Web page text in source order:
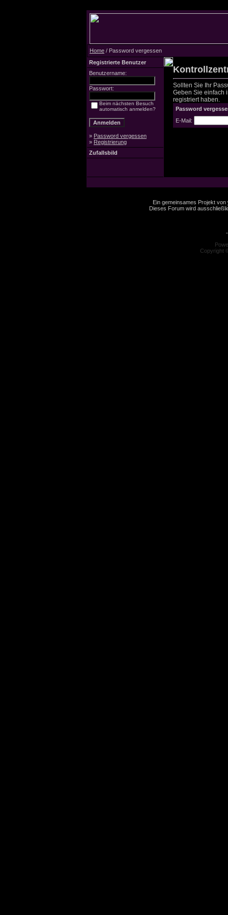
Home / Password vergessen
Registrierte Benutzer
Benutzername:
Passwort:
Beim nächsten Besuch
automatisch anmelden?
» Password vergessen
» Registrierung
Zufallsbild
Sollten Sie Ihr
Geben Sie einfach
registriert haben.
Password
E-Mail:
Ein gemeinsames Projekt von
Dieses Forum wird
Copyright